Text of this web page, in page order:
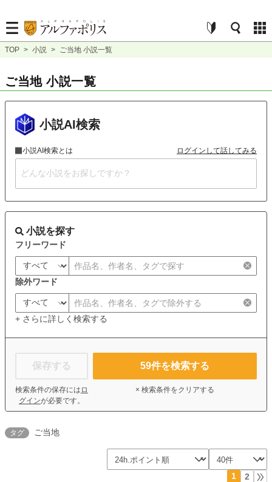
TOP > 小説 > ご当地 小説一覧
ご当地 小説一覧
小説AI検索
小説AI検索とは ログインして話してみる
小説を探す
フリーワード
除外ワード
+ さらに詳しく検索する
保存する
検索条件の保存には ロ
グインが必要です。
59件を検索する
× 検索条件をクリアする
タグ ご当地
1 2